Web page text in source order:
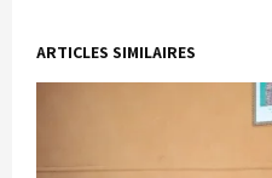
ARTICLES SIMILAIRES